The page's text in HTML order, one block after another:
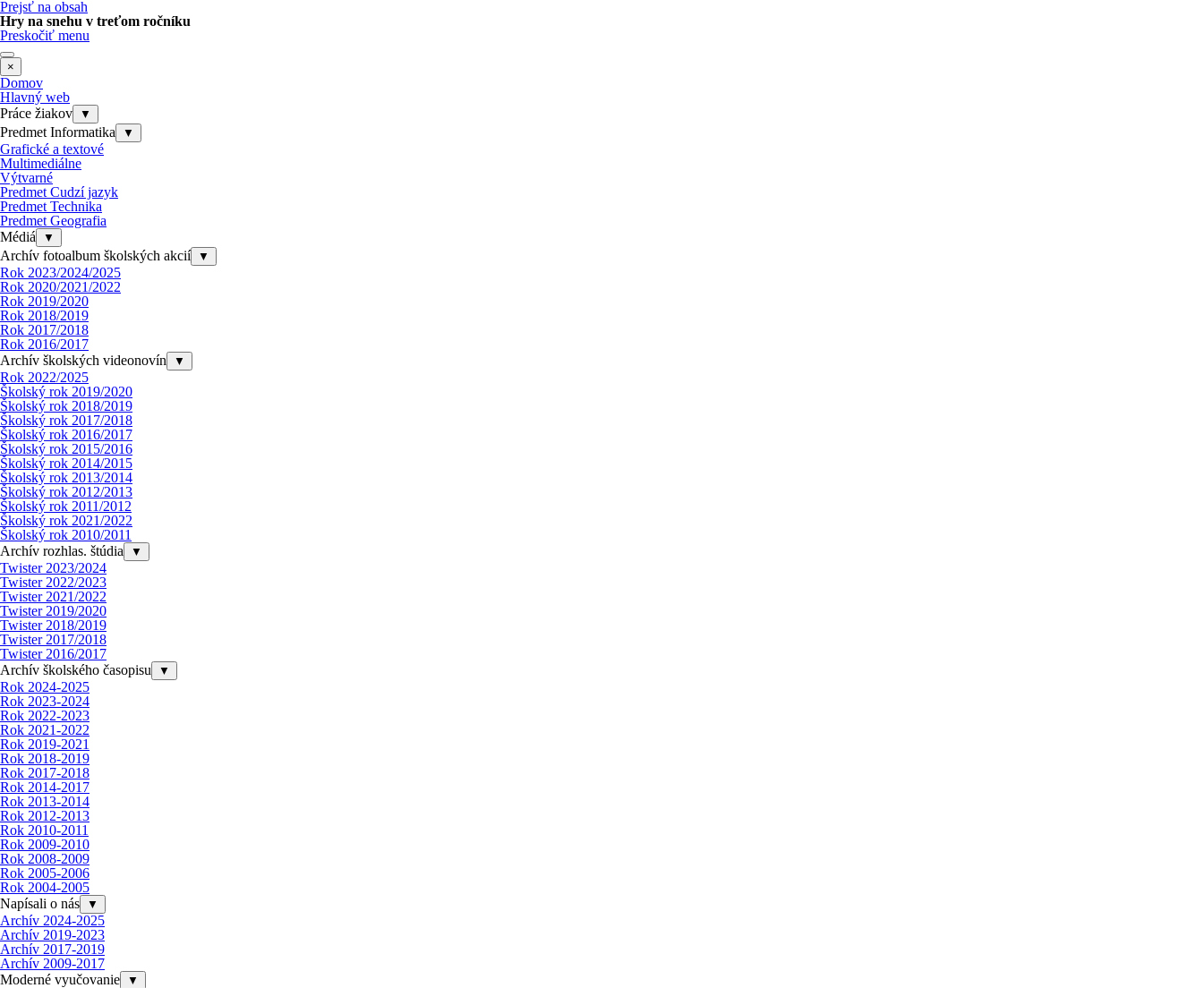
Prejsť na obsah
Hry na snehu v treťom ročníku
Preskočiť menu
×
Domov
Hlavný web
Práce žiakov
▼
Predmet Informatika ▼
Grafické a textové
Multimediálne
Výtvarné
Predmet Cudzí jazyk
Predmet Technika
Predmet Geografia
Médiá
▼
Archív fotoalbum školských akcií ▼
Rok 2023/2024/2025
Rok 2020/2021/2022
Rok 2019/2020
Rok 2018/2019
Rok 2017/2018
Rok 2016/2017
Archív školských videonovín
▼
Rok 2022/2025
Školský rok 2019/2020
Školský rok 2018/2019
Školský rok 2017/2018
Školský rok 2016/2017
Školský rok 2015/2016
Školský rok 2014/2015
Školský rok 2013/2014
Školský rok 2012/2013
Školský rok 2011/2012
Školský rok 2021/2022
Školský rok 2010/2011
Archív rozhlas. štúdia
▼
Twister 2023/2024
Twister 2022/2023
Twister 2021/2022
Twister 2019/2020
Twister 2018/2019
Twister 2017/2018
Twister 2016/2017
Archív školského časopisu
▼
Rok 2024-2025
Rok 2023-2024
Rok 2022-2023
Rok 2021-2022
Rok 2019-2021
Rok 2018-2019
Rok 2017-2018
Rok 2014-2017
Rok 2013-2014
Rok 2012-2013
Rok 2010-2011
Rok 2009-2010
Rok 2008-2009
Rok 2005-2006
Rok 2004-2005
Napísali o nás
▼
Archív 2024-2025
Archív 2019-2023
Archív 2017-2019
Archív 2009-2017
Moderné vyučovanie
▼